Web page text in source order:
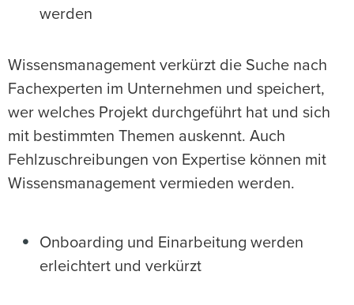
werden
Wissensmanagement verkürzt die Suche nach
Fachexperten im Unternehmen und speichert,
wer welches Projekt durchgeführt hat und sich
mit bestimmten Themen auskennt. Auch
Fehlzuschreibungen von Expertise können mit
Wissensmanagement vermieden werden.
Onboarding und Einarbeitung werden
erleichtert und verkürzt